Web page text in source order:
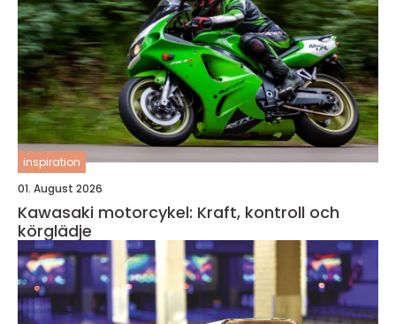
inspiration
01. August 2026
Kawasaki motorcykel: Kraft, kontroll och
körglädje